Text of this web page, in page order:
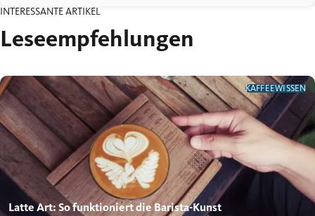
INTERESSANTE ARTIKEL
Leseempfehlungen
KAFFEEWISSEN
Latte Art: So funktioniert die Barista-Kunst